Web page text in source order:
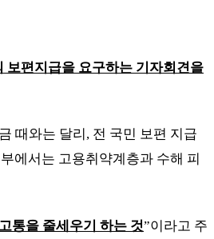
보편지급을 요구하는 기자회견을
때와는 달리 , 전 국민 보편 지급
에서는 고용취약계층과 수해 피
통을 줄세우기 하는 것”이라고 주